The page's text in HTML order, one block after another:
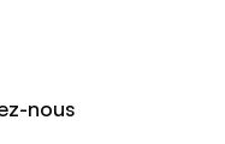
nous